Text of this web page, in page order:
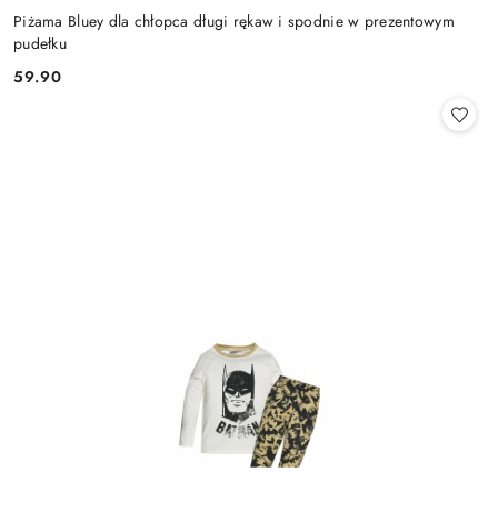
Piżama Bluey dla chłopca długi rękaw i spodnie w prezentowym
pudełku
Cena:
59.90